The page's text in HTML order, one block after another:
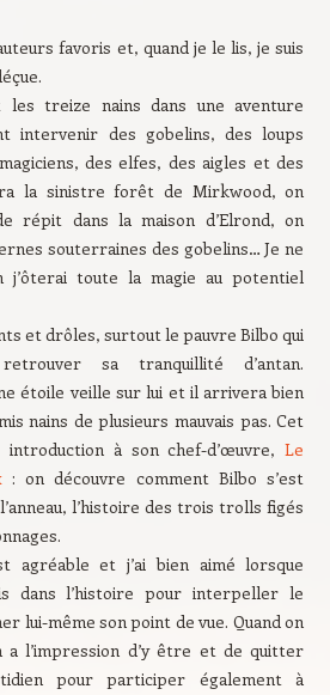
favoris et, quand je le lis, je suis
treize nains dans une aventure
intervenir des gobelins, des loups
des elfes, des aigles et des
la sinistre forêt de Mirkwood, on
répit dans la maison d’Elrond, on
souterraines des gobelins… Je ne
j’ôterai toute la magie au potentiel
et drôles, surtout le pauvre Bilbo qui
sa tranquillité d’antan.
étoile veille sur lui et il arrivera bien
nains de plusieurs mauvais pas. Cet
introduction à son chef-d’œuvre,Le
: on découvre comment Bilbo s’est
l’histoire des trois trolls figés
agréable et j’ai bien aimé lorsque
dans l’histoire pour interpeller le
lui-même son point de vue. Quand on
l’impression d’y être et de quitter
pour participer également à